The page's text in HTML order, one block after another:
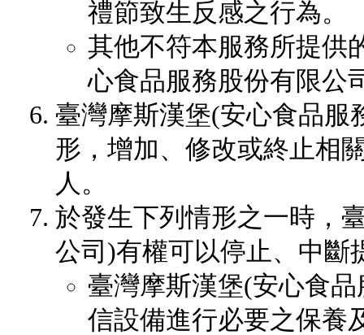
禮節致生反感之行為。
其他不符本服務所提供
心食品服務股份有限公
臺灣摩斯漢堡(安心食品服
形，增加、修改或終止相
人。
於發生下列情形之一時，
公司)有權可以停止、中斷
臺灣摩斯漢堡(安心食
信設備進行必要之保養